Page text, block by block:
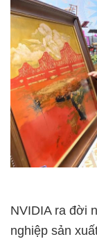
NVIDIA ra đời
nghiệp sản